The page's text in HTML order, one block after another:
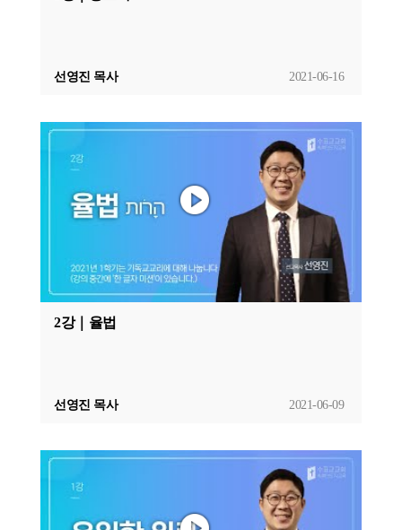
2021-06-16
선영진 목사
2강｜율법
2021-06-09
선영진 목사